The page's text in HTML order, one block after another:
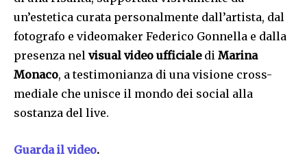
un’estetica curata personalmente dall’artista, dal
fotografo e videomaker Federico Gonnella e dalla
presenza nel visual video ufficialedi Marina
Monaco, a testimonianza di una visione cross-
mediale che unisce il mondo dei social alla
sostanza del live.
Guarda il video.